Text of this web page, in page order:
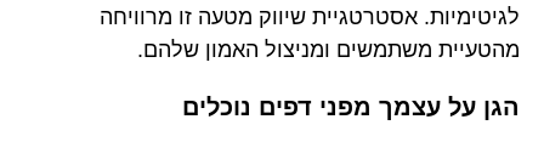
לגיטימיות. אסטרטגיית שיווק מטעה זו מרוויחה
מהטעיית משתמשים ומניצול האמון שלהם.
הגן על עצמך מפני דפים נוכלים